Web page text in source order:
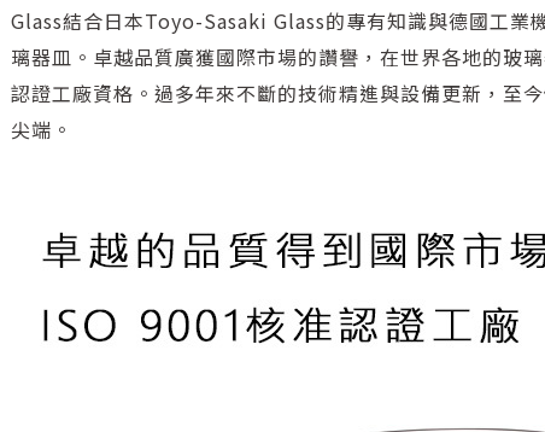
Glass結合日本Toyo-Sasaki Glass的專有知識與德國工業
璃器皿。卓越品質廣獲國際市場的讚譽，在世界各地的玻
認證工廠資格。過多年來不斷的技術精進與設備更新，至
尖端。